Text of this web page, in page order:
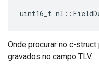
uint16_t
Onde procurar no c-
gravados no campo TLV.